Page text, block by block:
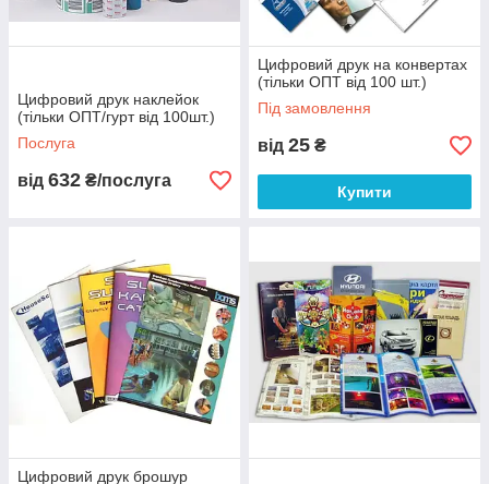
Цифровий друк наклейок
(тільки ОПТ/гурт від 100шт.)
Послуга
від 632 ₴/послуга
Цифровий друк на конвертах
(тільки ОПТ від 100 шт.)
Під замовлення
від 25 ₴
Купити
Цифровий друк брошур